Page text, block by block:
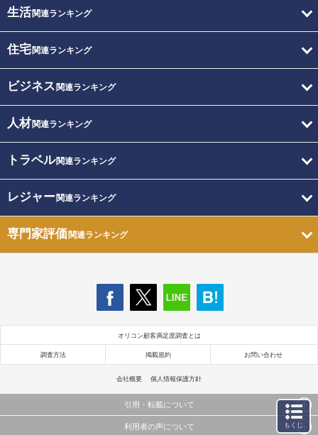
生活関連ランキング
住宅関連ランキング
ビジネス 関連ランキング
人材関連ランキング
トラベル関連ランキング
レジャー関連ランキング
専門家評価関連ランキング
オリコン顧客満足度調査とは
調査方法 掲載規約 お問い合わせ
会社概要 個人情報保護方針
引用・転載について
当サイトで公開されている情報（文字、写真、イラスト、画像データ等）及びこれらの配置・
利用者の声について もくじ